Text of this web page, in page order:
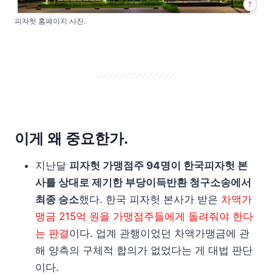
피자헛 홈페이지 사진.
이게 왜 중요한가.
지난달 피자헛 가맹점주 94명이 한국피자헛 본
사를 상대로 제기한 부당이득반환 청구소송에서
최종 승소했다. 한국 피자헛 본사가 받은 차액가
맹금 215억 원을 가맹점주들에게 돌려줘야 한다
는 판결이다. 업계 관행이었던 차액가맹금에 관
해 양측의 구체적 합의가 없었다는 게 대법 판단
이다.